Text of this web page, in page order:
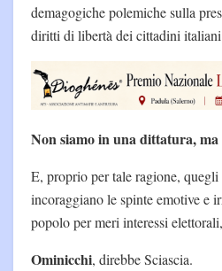
demagogiche polemiche sulla
diritti di libertà dei cittadini
Non siamo in una dittatura,
E, proprio per tale ragione,
incoraggiano le spinte emotive e
popolo per meri interessi
Ominicchi, direbbe Sciascia.